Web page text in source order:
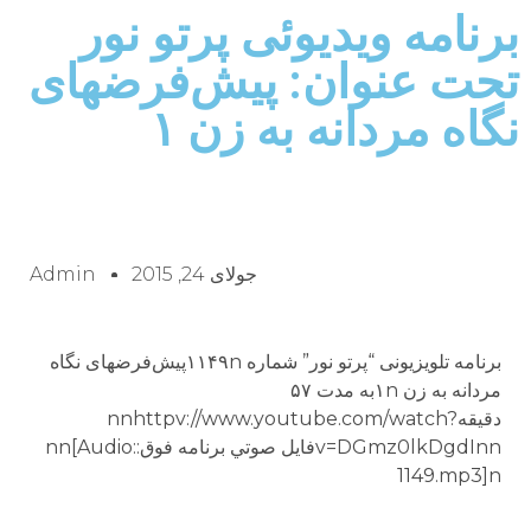
برنامه ويديوئى پرتو نور
تحت عنوان: پيش‌فرضهاى
نگاه مردانه به زن ۱
جولای 24, 2015 Admin
برنامه تلويزيونى “پرتو نور” شماره ۱۱۴۹nپيش‌فرضهاى نگاه
مردانه به زن ۱nبه مدت ۵۷
دقيقهnnhttpv://www.youtube.com/watch?
v=DGmz0lkDgdInnفايل صوتي برنامه فوق:nn[Audio:
1149.mp3]n